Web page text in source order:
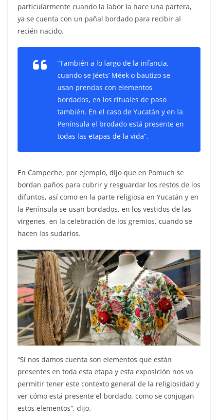
particularmente cuando la labor la hace una partera,
ya se cuenta con un pañal bordado para recibir al
recién nacido.
“También a lo largo de la infancia,
cuando se Jéets’ Méek o bautizo se
usan prendas con elementos
bordados, en los rituales de paso
también. En el caso de Yucatán y en la
Península el brodado está presente en
todas las etapas de la vida”.
En Campeche, por ejemplo, dijo que en Pomuch se
bordan paños para cubrir y resguardar los restos de los
difuntos, así como en la parte religiosa en Yucatán y en
la Península se usan bordados, en los vestidos de las
vírgenes, en la celebración de los gremios, cuando se
hacen los sudarios.
“Si nos damos cuenta son elementos que están
presentes en toda esta etapa y esta exposición nos va
permitir tener este contexto general de la religiosidad y
ver cómo está presente el bordado, como se conjugan
estos elementos”, dijo.